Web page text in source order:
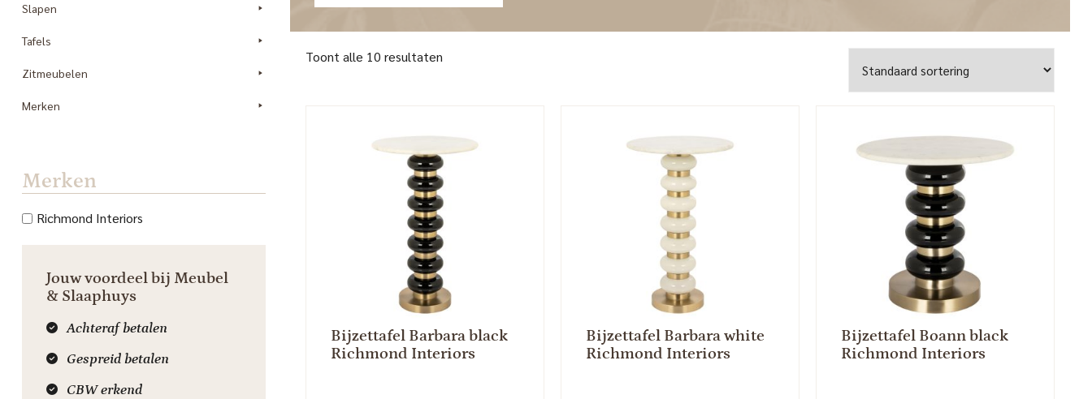
Slapen
Tafels
Zitmeubelen
Merken
Merken
Richmond Interiors
Jouw voordeel bij Meubel
& Slaaphuys
Achteraf betalen
Gespreid betalen
CBW erkend
Toont alle 10 resultaten
Bijzettafel Barbara black
Richmond Interiors
Bijzettafel Barbara white
Richmond Interiors
Bijzettafel Boann black
Richmond Interiors